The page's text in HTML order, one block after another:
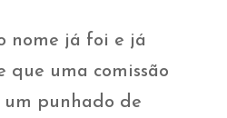
nome já foi e já
que uma comissão
punhado de